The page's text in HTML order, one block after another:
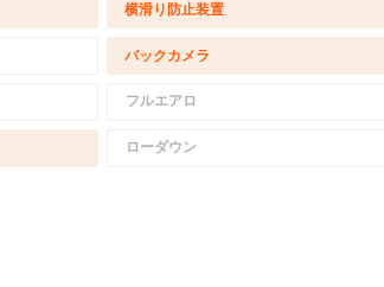
横滑り防止装置
バックカメラ
フルエアロ
ローダウン